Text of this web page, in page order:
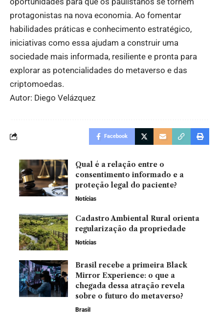
protagonistas na nova economia. Ao fomentar
habilidades práticas e conhecimento estratégico,
iniciativas como essa ajudam a construir uma
sociedade mais informada, resiliente e pronta para
explorar as potencialidades do metaverso e das
criptomoedas.
Autor: Diego Velázquez
Facebook
Qual é a relação entre o
consentimento informado e a
proteção legal do paciente?
Notícias
Cadastro Ambiental Rural orienta
regularização da propriedade
Notícias
Brasil recebe a primeira Black
Mirror Experience: o que a
chegada dessa atração revela
sobre o futuro do metaverso?
Brasil